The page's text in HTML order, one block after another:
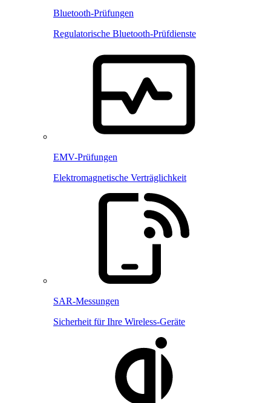
Bluetooth-Prüfungen
Regulatorische Bluetooth-Prüfdienste
EMV-Prüfungen
Elektromagnetische Verträglichkeit
SAR-Messungen
Sicherheit für Ihre Wireless-Geräte